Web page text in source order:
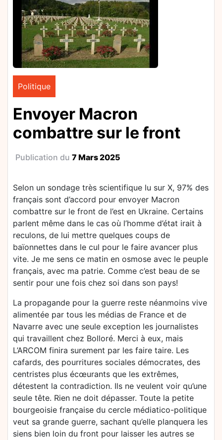
Politique
Envoyer Macron
combattre sur le front
Publication du 7 Mars 2025
Selon un sondage très scientifique lu sur X, 97% des
français sont d’accord pour envoyer Macron
combattre sur le front de l’est en Ukraine. Certains
parlent même dans le cas où l’homme d’état irait à
reculons, de lui mettre quelques coups de
baïonnettes dans le cul pour le faire avancer plus
vite. Je me sens ce matin en osmose avec le peuple
français, avec ma patrie. Comme c’est beau de se
sentir pour une fois chez soi dans son pays!
La propagande pour la guerre reste néanmoins vive
alimentée par tous les médias de France et de
Navarre avec une seule exception les journalistes
qui travaillent chez Bolloré. Merci à eux, mais
L’ARCOM finira surement par les faire taire. Les
cafards, des pourritures sociales démocrates, des
centristes plus écœurants que les extrêmes,
détestent la contradiction. Ils ne veulent voir qu’une
seule tête. Rien ne doit dépasser. Toute la petite
bourgeoisie française du cercle médiatico-politique
veut sa grande guerre, sachant qu’elle planquera les
siens bien loin du front pour laisser les autres se